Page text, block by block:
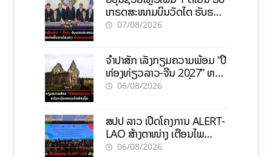
ເກຣດສະໜາມບິນວັດໄຕ ຮັບຮອງ
ການເຕີບໂຕ
07/08/2026
ຈຳປາສັກ ເລັ່ງກຽມຄວາມພ້ອມ “ປີ
ທ່ອງທ່ຽວລາວ-ຈີນ 2027” ຫວັງ
ກະຕຸ້ນເສດຖະກິດທ້ອງຖິ່ນ
06/08/2026
ສປປ ລາວ ເປີດໂຄງການ ALERT-
LAO ສ້າງຕາໜ່າງ ເຕືອນໄພ
ພະຍາດລະບາດທົ່ວປະເທດ
06/08/2026